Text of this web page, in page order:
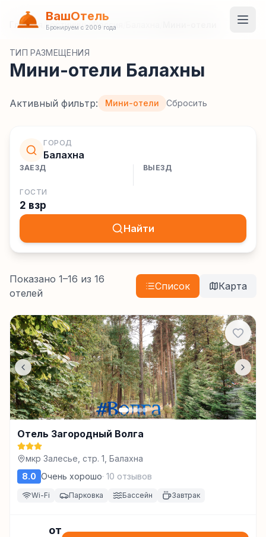
ВашОтель
Бронируем с 2009 года
Главная Гостиницы/Россия
ТИП РАЗМЕЩЕНИЯ
Мини-отели Балахны
Активный фильтр: Мини-отели Сбросить
ГОРОД
Балахна
ЗАЕЗД ВЫЕЗД
ГОСТИ
2 взр
Найти
Показано 1–16 из 16
отелей
Список Карта
Отель Загородный Волга
мкр Залесье, стр. 1, Балахна
8.0 Очень хорошо· 10 отзывов
Wi-Fi Парковка Бассейн Завтрак
от